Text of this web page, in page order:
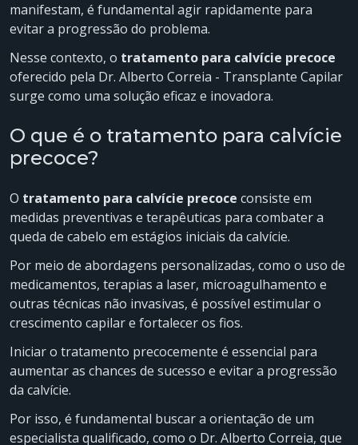
manifestam, é fundamental agir rapidamente para
evitar a progressão do problema.
Nesse contexto, o tratamento para calvície precoce
oferecido pela Dr. Alberto Correia - Transplante Capilar
surge como uma solução eficaz e inovadora.
O que é o tratamento para calvície
precoce?
O tratamento para calvície precoce consiste em
medidas preventivas e terapêuticas para combater a
queda de cabelo em estágios iniciais da calvície.
Por meio de abordagens personalizadas, como o uso de
medicamentos, terapias a laser, microagulhamento e
outras técnicas não invasivas, é possível estimular o
crescimento capilar e fortalecer os fios.
Iniciar o tratamento precocemente é essencial para
aumentar as chances de sucesso e evitar a progressão
da calvície.
Por isso, é fundamental buscar a orientação de um
especialista qualificado, como o Dr. Alberto Correia, que